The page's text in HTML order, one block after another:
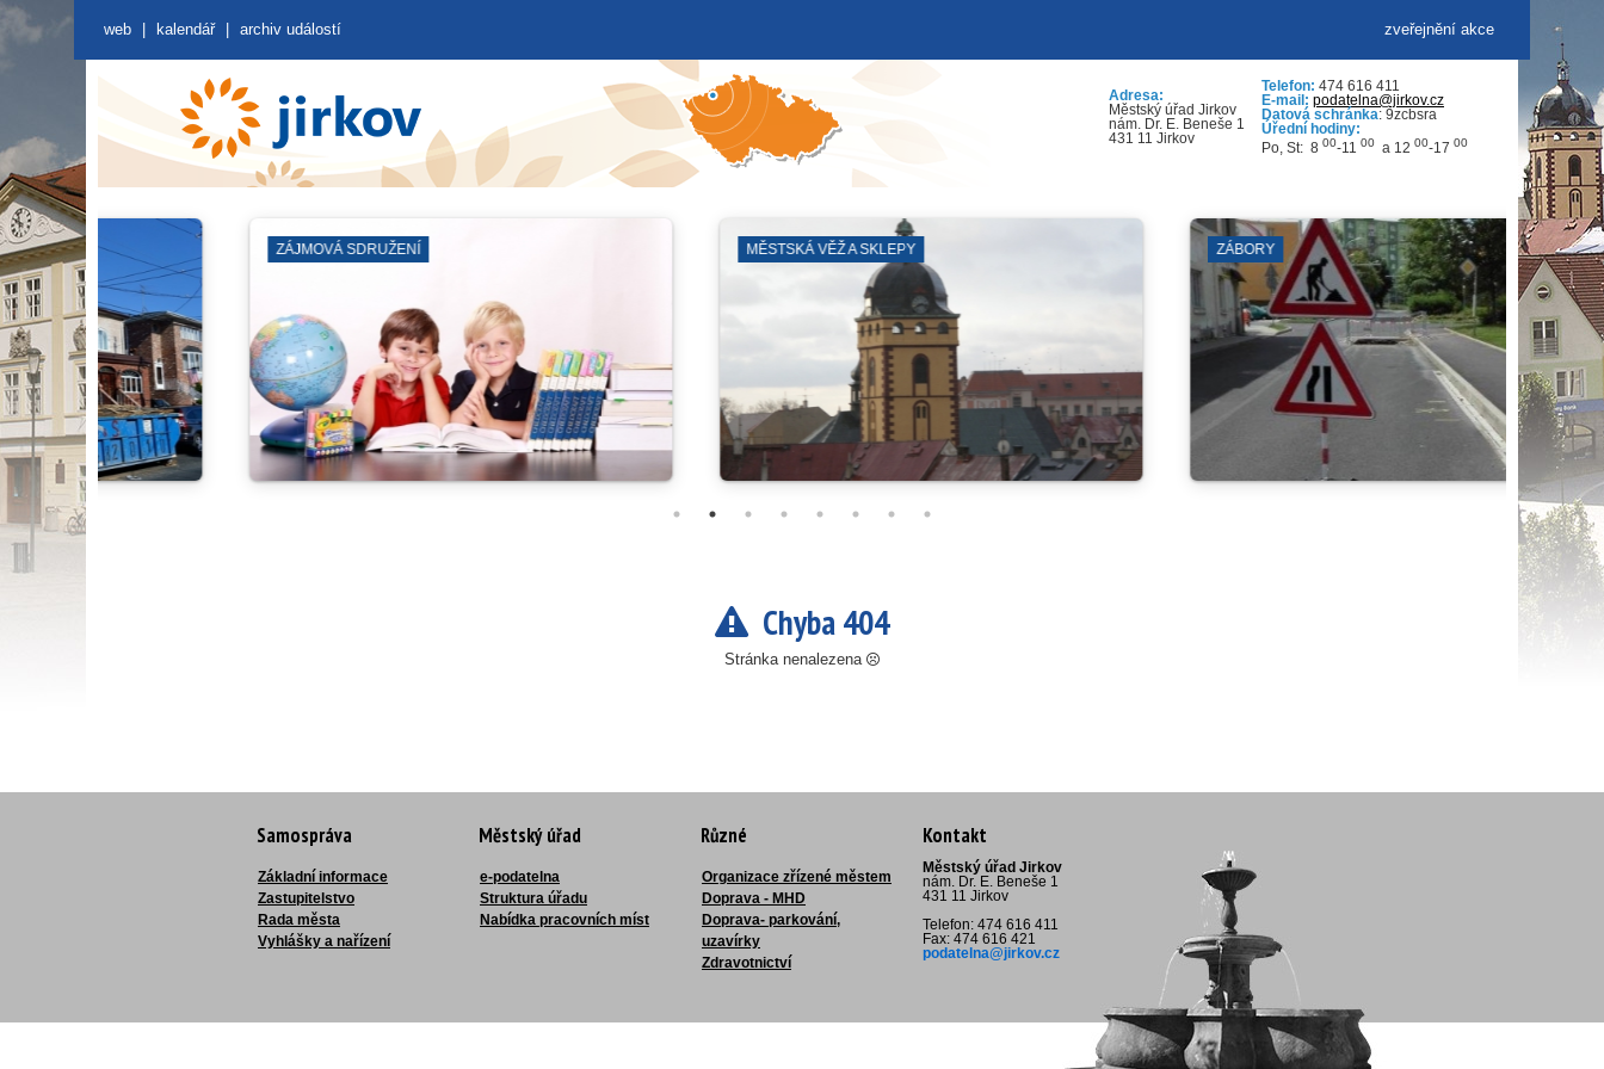
zveřejnění akce
web kalendář archiv událostí
Adresa:
Městský úřad Jirkov
nám. Dr. E. Beneše 1
431 11 Jirkov
Telefon: 474 616 411
E-mail: podatelna@jirkov.cz
Datová schránka: 9zcbsra
Úřední hodiny:
Po, St: 8 00-11 00 a 12 00-17 00
MĚSTSKÁ VĚŽ A SKLEPY ZÁBORY NA KÁVU SE STAROSTKOU
Chyba 404
Stránka nenalezena
Samospráva
Základní informace
Zastupitelstvo
Rada města
Vyhlášky a nařízení
Městský úřad
e-podatelna
Struktura úřadu
Nabídka pracovních míst
Různé
Organizace zřízené městem
Doprava - MHD
Doprava- parkování,
uzavírky
Zdravotnictví
Kontakt
Městský úřad Jirkov
nám. Dr. E. Beneše 1
431 11 Jirkov
Telefon: 474 616 411
Fax: 474 616 421
podatelna@jirkov.cz